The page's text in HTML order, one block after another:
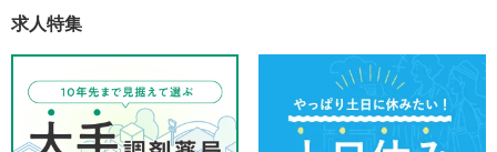
求人特集